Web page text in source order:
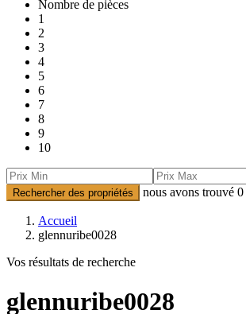
Nombre de pièces
1
2
3
4
5
6
7
8
9
10
Rechercher des propriétés nous avons trouvé 0
Accueil
glennuribe0028
Vos résultats de recherche
glennuribe0028